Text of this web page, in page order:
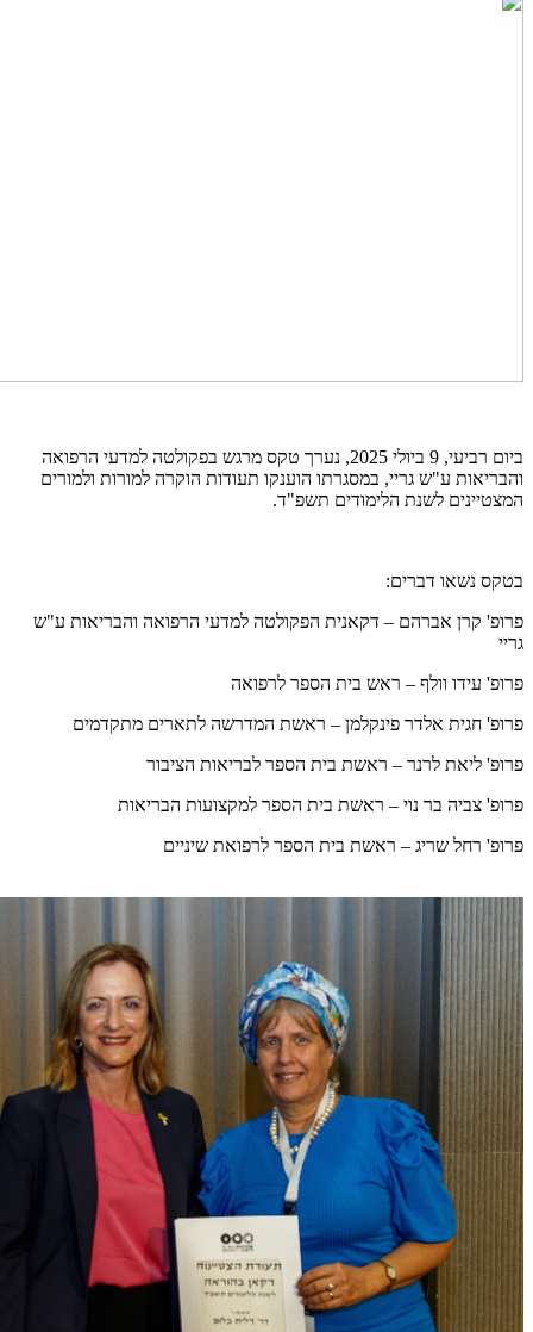
ביום רביעי, 9 ביולי 2025, נערך טקס מרגש בפקולטה למדעי הרפואה
והבריאות ע"ש גריי, במסגרתו הוענקו תעודות הוקרה למורות ולמורים
המצטיינים לשנת הלימודים תשפ"ד.
בטקס נשאו דברים:
פרופ' קרן אברהם – דקאנית הפקולטה למדעי הרפואה והבריאות ע"ש
גריי
פרופ' עידו וולף – ראש בית הספר לרפואה
פרופ' חגית אלדר פינקלמן – ראשת המדרשה לתארים מתקדמים
פרופ' ליאת לרנר – ראשת בית הספר לבריאות הציבור
פרופ' צביה בר נוי – ראשת בית הספר למקצועות הבריאות
פרופ' רחל שריג – ראשת בית הספר לרפואת שיניים